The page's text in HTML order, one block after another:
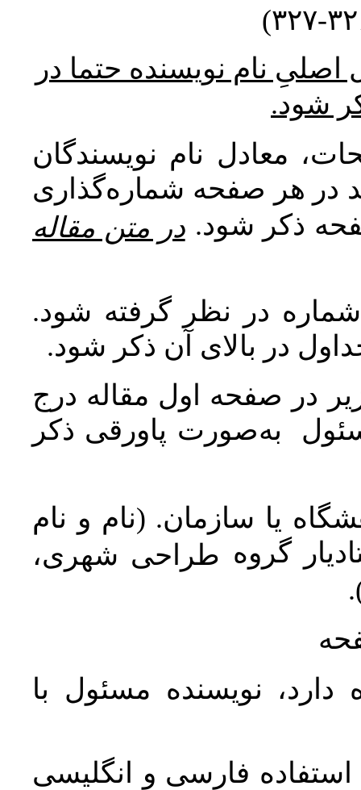
نام نویسنده حتما در
شود.
معادل نام نویسندگان
در هر صفحه شماره‌گذاری
ذکر شود. در متن مقاله
در نظر گرفته شود.
در بالای آن ذکر شود.
در صفحه اول مقاله درج
به‌صورت پاورقی ذکر
یا سازمان. (نام و نام
گروه طراحی شهری،
نویسنده مسئول با
استفاده فارسی و انگلیسی